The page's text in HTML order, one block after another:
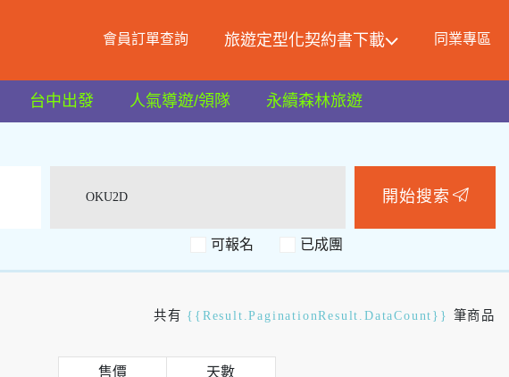
會員訂單查詢 旅遊定型化契約書下載 同業專區
台中出發 人氣導遊/領隊 永續森林旅遊
可報名
開始搜索
共有 {{Result.PaginationResult.DataCount}} 筆商品
售價 天數